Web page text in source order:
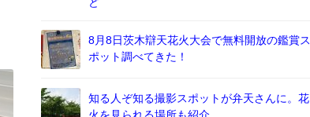
8月8日茨木辯天花火大会で無料開放の鑑賞ス
ポット調べてきた！
知る人ぞ知る撮影スポットが弁天さんに。花
火を見られる場所も紹介